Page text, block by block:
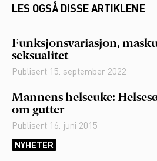
LES OGSÅ DISSE ARTIKLENE
Funksjonsvariasjon,
seksualitet
Publisert 15. september 2022
Mannens helseuke:
om gutter
Publisert 16. juni 2015
NYHETER